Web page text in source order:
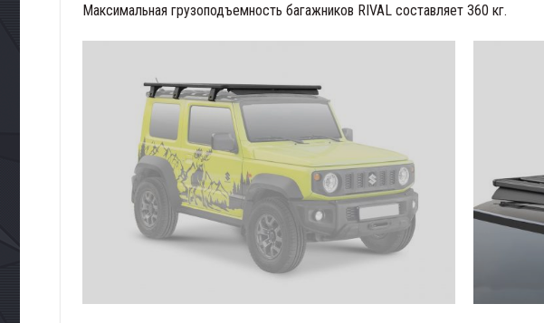
Максимальная грузоподъемность багажников RIVAL составляет 360 кг.